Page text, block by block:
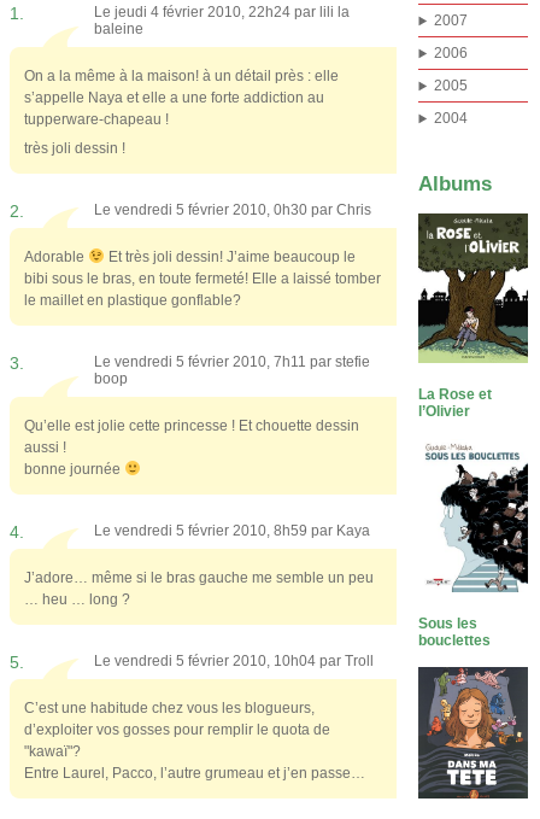
1. Le jeudi 4 février 2010, 22h24 par lili la
baleine
On a la même à la maison! à un détail près : elle
s’appelle Naya et elle a une forte addiction au
tupperware-chapeau !
très joli dessin !
2. Le vendredi 5 février 2010, 0h30 par Chris
Adorable
Et très joli dessin! J’aime beaucoup le
bibi sous le bras, en toute fermeté! Elle a laissé tomber
le maillet en plastique gonflable?
3. Le vendredi 5 février 2010, 7h11 par stefie
boop
Qu’elle est jolie cette princesse ! Et chouette dessin
aussi !
bonne journée
4. Le vendredi 5 février 2010, 8h59 par Kaya
J’adore… même si le bras gauche me semble un peu
… heu … long ?
5. Le vendredi 5 février 2010, 10h04 par Troll
C’est une habitude chez vous les blogueurs,
d’exploiter vos gosses pour remplir le quota de
"kawaï"?
Entre Laurel, Pacco, l’autre grumeau et j’en passe…
2007
2006
2005
2004
Albums
La Rose et
l’Olivier
Sous les
bouclettes